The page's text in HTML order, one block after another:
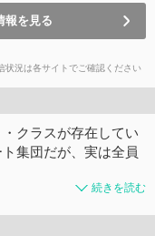
報を見る
況は各サイトでご確認ください
クラスが存在してい
集団だが、実は全員
続きを読む